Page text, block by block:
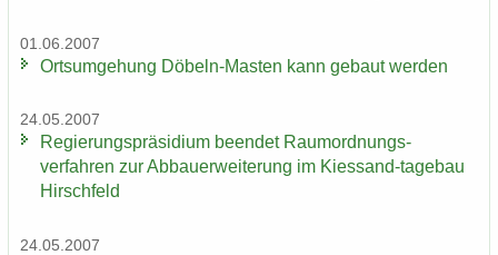
01.06.2007
Orts­um­ge­hung Döbeln-​Masten kann ge­baut wer­den
24.05.2007
Re­gie­rungs­prä­si­di­um be­en­det Raumordnungs-​
verfahren zur Ab­bau­erwei­te­rung im Kiessand-​tagebau
Hirsch­feld
24.05.2007